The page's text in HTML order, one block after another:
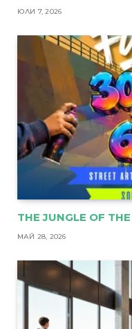
ЮЛИ 7, 2026
THE JUNGLE OF
МАЙ 28, 2026